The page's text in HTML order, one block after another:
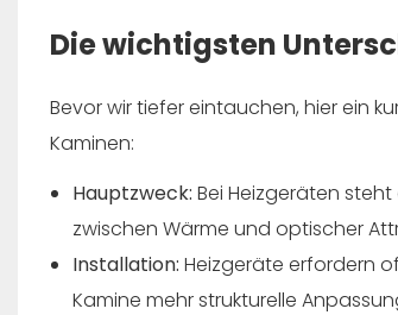
Die wichtigsten
Bevor wir tiefer eintauchen, hier ein
Kaminen:
Hauptzweck:Bei Heizgeräten
zwischen Wärme und optischer
Installation:Heizgeräte erfordern
Kamine mehr strukturelle